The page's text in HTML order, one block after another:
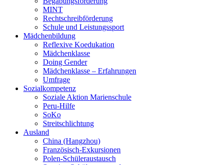
MINT
Rechtschreibförderung
Schule und Leistungssport
Mädchenbildung
Reflexive Koedukation
Mädchenklasse
Doing Gender
Mädchenklasse – Erfahrungen
Umfrage
Sozialkompetenz
Soziale Aktion Marienschule
Peru-Hilfe
SoKo
Streitschlichtung
Ausland
China (Hangzhou)
Französisch-Exkursionen
Polen-Schüleraustausch